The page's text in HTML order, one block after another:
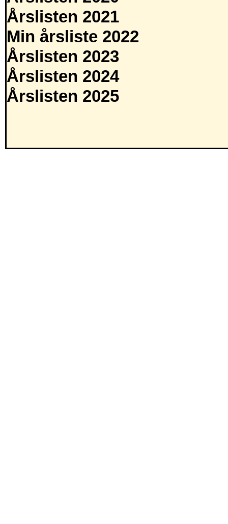
Årslisten 2021
Min årsliste 2022
Årslisten 2023
Årslisten 2024
Årslisten 2025